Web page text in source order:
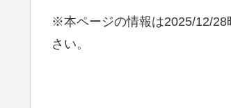
※本ページの情報は2025/12/28
さい。